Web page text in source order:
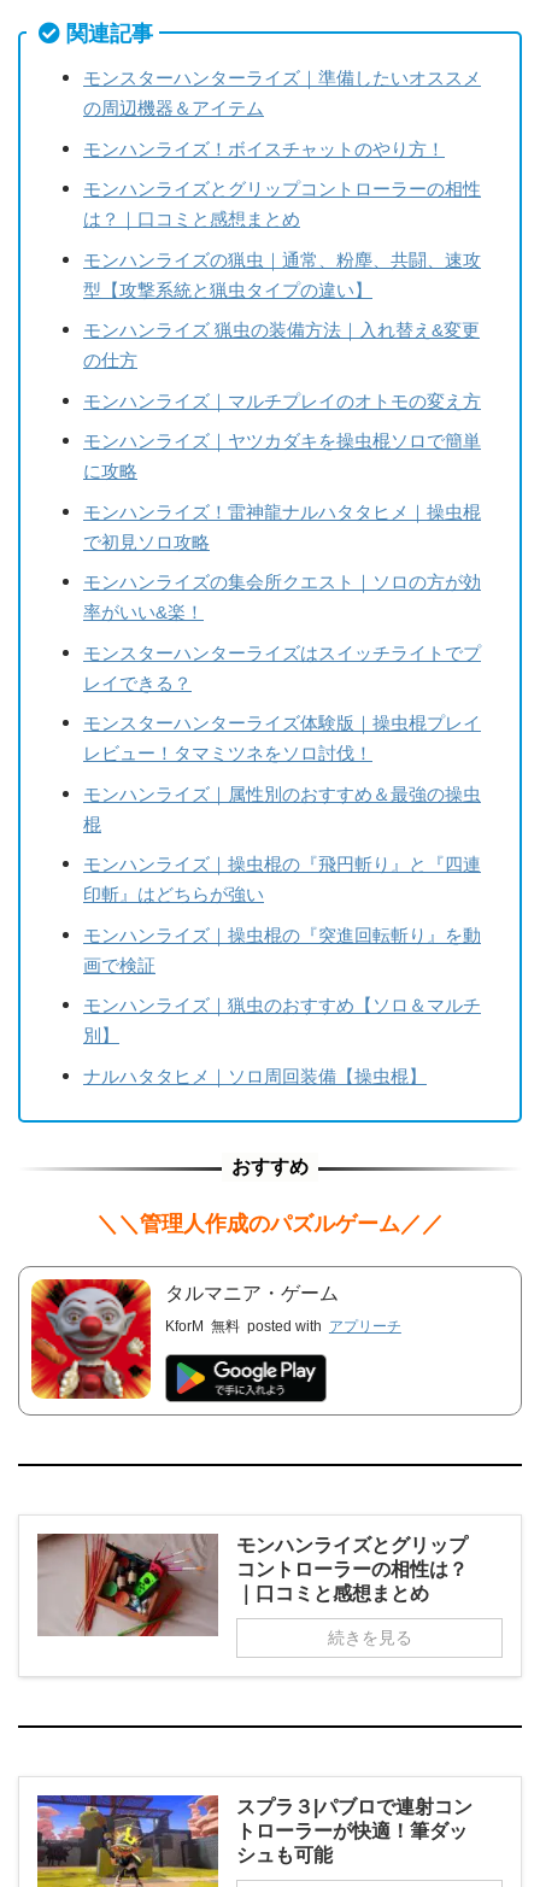
関連記事
モンスターハンターライズ｜準備したいオススメ
の周辺機器＆アイテム
モンハンライズ！ボイスチャットのやり方！
モンハンライズとグリップコントローラーの相性
は？｜口コミと感想まとめ
モンハンライズの猟虫｜通常、粉塵、共闘、速攻
型【攻撃系統と猟虫タイプの違い】
モンハンライズ 猟虫の装備方法｜入れ替え&変更
の仕方
モンハンライズ｜マルチプレイのオトモの変え方
モンハンライズ｜ヤツカダキを操虫棍ソロで簡単
に攻略
モンハンライズ！雷神龍ナルハタタヒメ｜操虫棍
で初見ソロ攻略
モンハンライズの集会所クエスト｜ソロの方が効
率がいい&楽！
モンスターハンターライズはスイッチライトでプ
レイできる？
モンスターハンターライズ体験版｜操虫棍プレイ
レビュー！タマミツネをソロ討伐！
モンハンライズ｜属性別のおすすめ＆最強の操虫
棍
モンハンライズ｜操虫棍の『飛円斬り』と『四連
印斬』はどちらが強い
モンハンライズ｜操虫棍の『突進回転斬り』を動
画で検証
モンハンライズ｜猟虫のおすすめ【ソロ＆マルチ
別】
ナルハタタヒメ｜ソロ周回装備【操虫棍】
＼＼管理人作成のパズルゲーム／／
タルマニア・ゲーム
KforM 無料 posted with アプリーチ
モンハンライズとグリップ
コントローラーの相性は？
｜口コミと感想まとめ
続きを見る
スプラ３|パブロで連射コン
トローラーが快適！筆ダッ
シュも可能